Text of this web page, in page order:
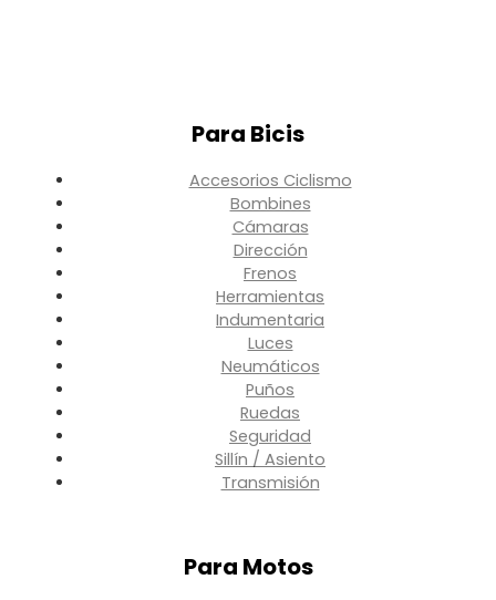
Para Bicis
Accesorios Ciclismo
Bombines
Cámaras
Dirección
Frenos
Herramientas
Indumentaria
Luces
Neumáticos
Puños
Ruedas
Seguridad
Sillín / Asiento
Transmisión
Para Motos